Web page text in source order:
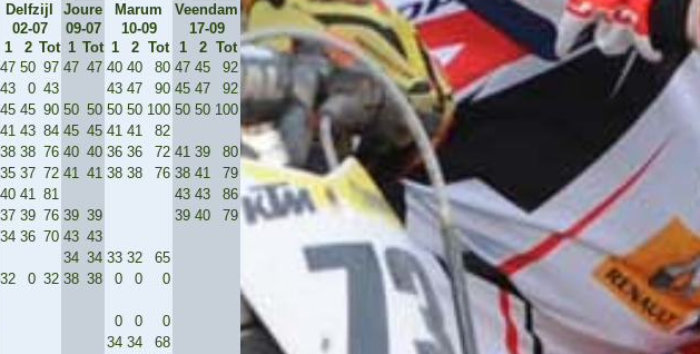
Delfzijl Joure Marum Veendam
02-07 09-07 10-09
17-09
1 2 Tot 1 Tot 1 2 Tot 1 2 Tot
47 50 97 47 47 40 40 80 47 45
92
43 0 43 43 47 90 45 47
92
45 45 90 50 50 50 50 100 50 50 100
41 43 84 45 45 41 41
82
38 38 76 40 40 36 36 72 41 39
80
35 37 72 41 41 38 38 76 38 41
79
40 41 81 43 43
86
37 39 76 39 39 39 40
79
34 36 70 43 43
34 34 33 32
65
32 0 32 38 38 0 0
0
0 0
0
34 34
68